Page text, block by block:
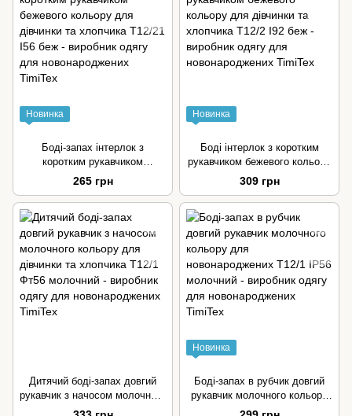
Новинка
Боді-запах інтерлок з
коротким рукавчиком
бежевого кольору для
дівчинки та хлопчика
265 грн
Новинка
Боді інтерлок з коротким
рукавчиком бежевого кольору
для дівчинки та хлопчика
309 грн
Дитячий боді-запах довгий
рукавчик з начосом молочного
кольору для дівчинки та
Новинка
Боді-запах в рубчик довгий
рукавчик молочного кольору
для новонароджених